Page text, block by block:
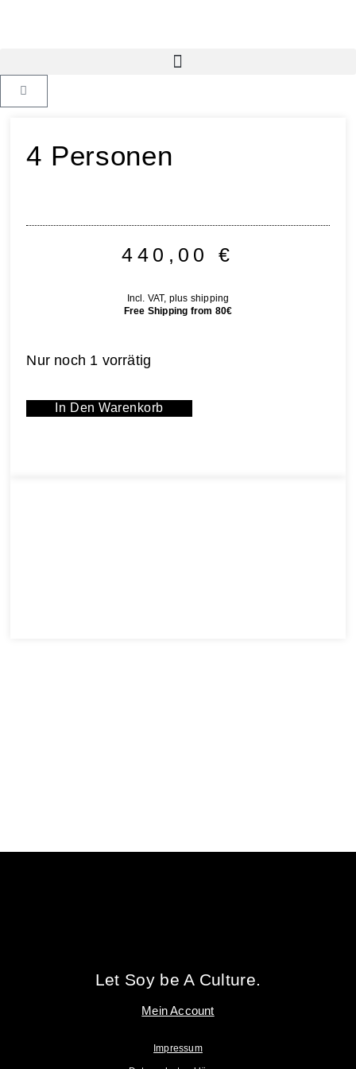
4 Personen
440,00€
Incl. VAT, plus shipping
Free Shipping from 80€
Nur noch 1 vorrätig
In Den Warenkorb
Let Soy be A Culture.
Mein Account
Impressum